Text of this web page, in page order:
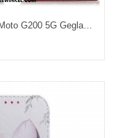
Folio-hoesje voor Moto G200 5G Geglazuurde Khazneh